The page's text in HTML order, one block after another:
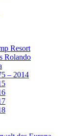
Resort
Rolando
– 2014